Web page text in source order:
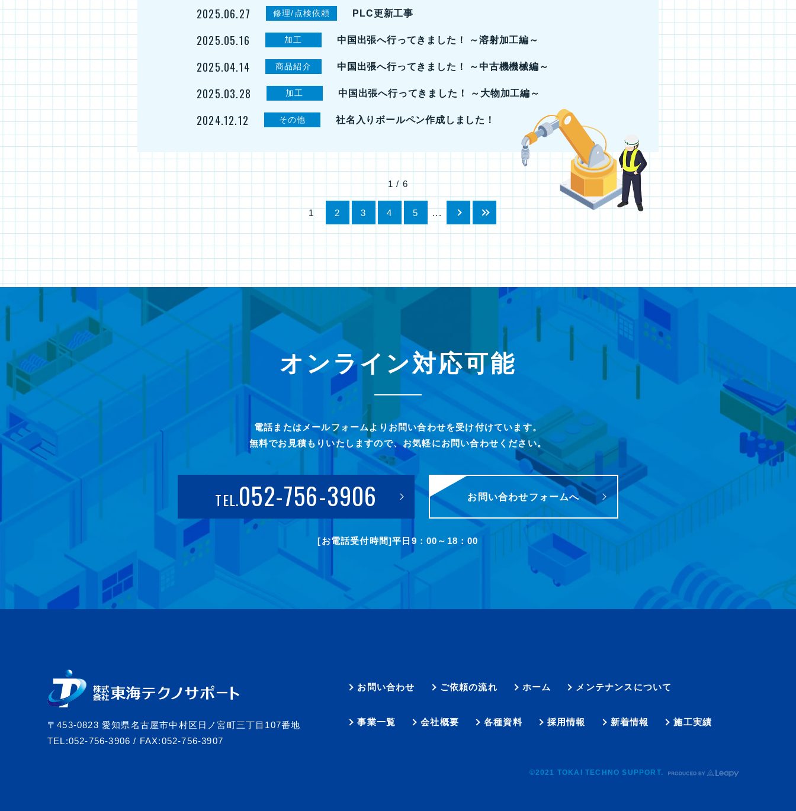
2025.06.27 修理/点検依頼 PLC更新工事
2025.05.16 加工 中国出張へ行ってきました！ ～溶射加工編～
2025.04.14 商品紹介 中国出張へ行ってきました！ ～中古機機械編～
2025.03.28 加工 中国出張へ行ってきました！ ～大物加工編～
2024.12.12 その他 社名入りボールペン作成しました！
1 / 6
1 2 3 4 5 ...
オンライン対応可能
電話またはメールフォームよりお問い合わせを受け付けています。
無料でお見積もりいたしますので、お気軽にお問い合わせください。
TEL.052-756-3906 お問い合わせフォームへ
[お電話受付時間]平日9：00～18：00
〒453-0823 愛知県名古屋市中村区日ノ宮町三丁目107番地
TEL:052-756-3906 / FAX:052-756-3907
お問い合わせ ご依頼の流れ ホーム メンテナンスについて
事業一覧 会社概要 各種資料 採用情報 新着情報 施工実績
©2021 TOKAI TECHNO SUPPORT.